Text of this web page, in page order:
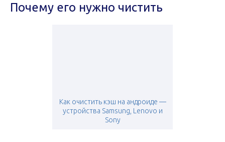
Почему его нужно чистить
Как очистить кэш на андроиде —
устройства Samsung, Lenovo и
Sony